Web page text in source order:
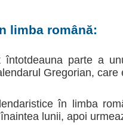
limba română:
întotdeauna parte a
Gregorian,
în limba
lunii, apoi